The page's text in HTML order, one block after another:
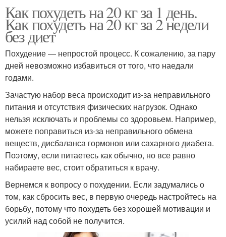
Как похудеть на 20 кг за 1 день.
Как похудеть на 20 кг за 2 недели
без диет
Похудение — непростой процесс. К сожалению, за пару
дней невозможно избавиться от того, что наедали
годами.
Зачастую набор веса происходит из-за неправильного
питания и отсутствия физических нагрузок. Однако
нельзя исключать и проблемы со здоровьем. Например,
можете поправиться из-за неправильного обмена
веществ, дисбаланса гормонов или сахарного диабета.
Поэтому, если питаетесь как обычно, но все равно
набираете вес, стоит обратиться к врачу.
Вернемся к вопросу о похудении. Если задумались о
том, как сбросить вес, в первую очередь настройтесь на
борьбу, потому что похудеть без хорошей мотивации и
усилий над собой не получится.